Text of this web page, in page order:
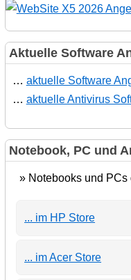
Aktuelle Software
… aktuelle Software
… aktuelle Antivirus
Notebook, PC und
» Notebooks und PCs
... im HP Store
... im Acer Store